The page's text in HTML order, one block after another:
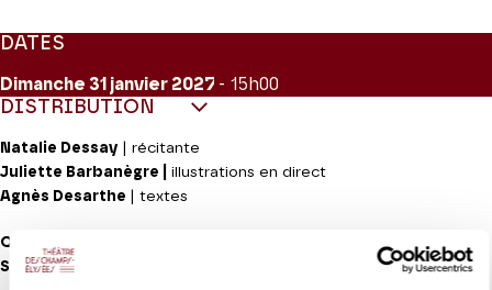
DATES
Dimanche 31 janvier 2027 - 15h00
DISTRIBUTION
Natalie Dessay | récitante
Juliette Barbanègre |
illustrations en direct
Agnès Desarthe
| textes
Quintette Ouranos
Sophie Bellanger